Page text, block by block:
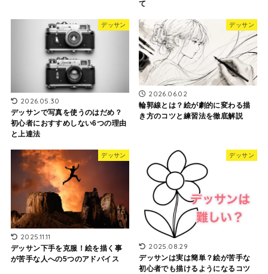
て
デッサン
2026.05.30
デッサンで写真を使うのはだめ？
初心者におすすめしない6つの理由
と上達法
デッサン
2026.06.02
輪郭線とは？絵が劇的に変わる描
き方のコツと練習法を徹底解説
デッサン
2025.11.11
デッサン下手を克服！絵を描く事
が苦手な人への5つのアドバイス
デッサン
2025.08.29
デッサンは実は簡単？絵が苦手な
初心者でも描けるようになるコツ